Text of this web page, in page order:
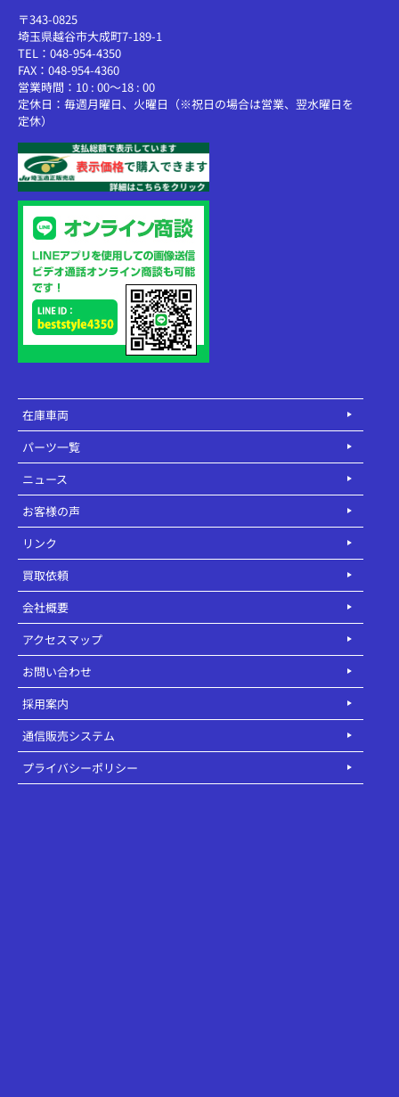
〒343-0825
埼玉県越谷市大成町7-189-1
TEL：048-954-4350
FAX：048-954-4360
営業時間：10 : 00～18 : 00
定休日：毎週月曜日、火曜日（※祝日の場合は営業、翌水曜日を
定休）
在庫車両
パーツ一覧
ニュース
お客様の声
リンク
買取依頼
会社概要
アクセスマップ
お問い合わせ
採用案内
通信販売システム
プライバシーポリシー